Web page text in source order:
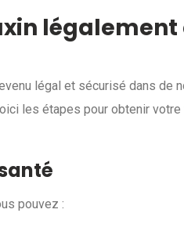
légalement
légal et sécurisé dans de
les étapes pour obtenir
pouvez :